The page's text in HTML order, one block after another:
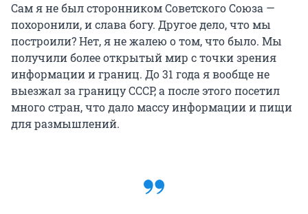
Сам я не был сторонником Советского Союза —
похоронили, и слава богу. Другое дело, что мы
построили? Нет, я не жалею о том, что было. Мы
получили более открытый мир с точки зрения
информации и границ. До 31 года я вообще не
выезжал за границу СССР, а после этого посетил
много стран, что дало массу информации и пищи
для размышлений.